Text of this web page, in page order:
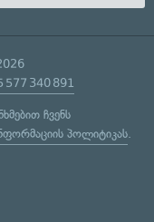
577 340 891
ჩვენს
პოლიტიკას.